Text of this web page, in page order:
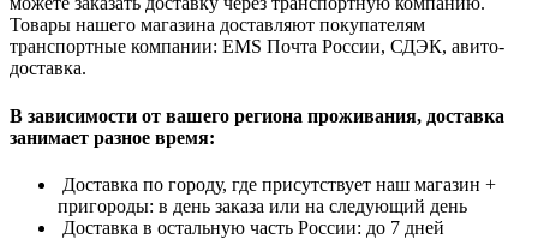
Товары нашего магазина доставляют покупателям
транспортные компании: EMS Почта России, СДЭК, авито-
доставка.
В зависимости от вашего региона проживания, доставка
занимает разное время:
Доставка по городу, где присутствует наш магазин +
пригороды: в день заказа или на следующий день
Доставка в остальную часть России: до 7 дней